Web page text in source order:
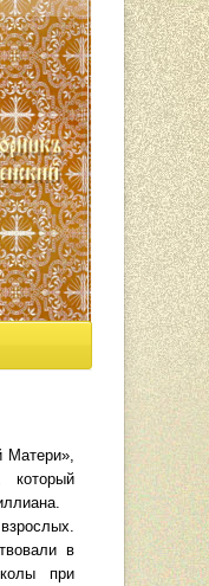
Матери»,
который
в
при